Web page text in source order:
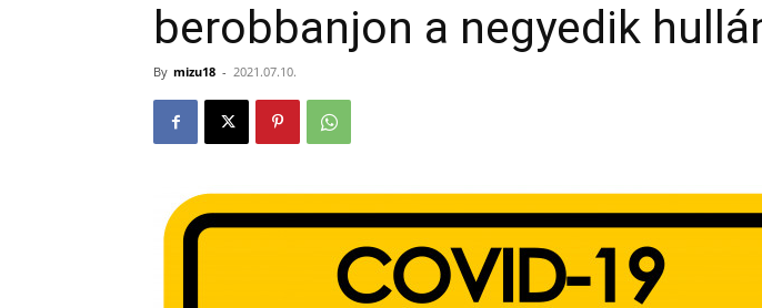
berobbanjon a negyedik
By mizu18 - 2021.07.10.